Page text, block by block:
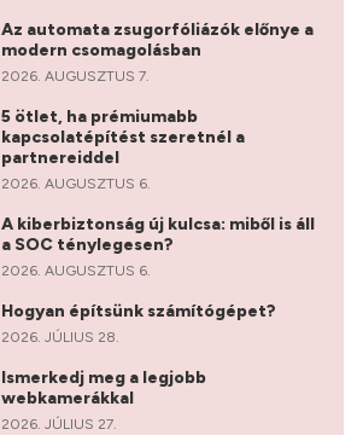
Az automata zsugorfóliázók előnye a
modern csomagolásban
2026. AUGUSZTUS 7.
5 ötlet, ha prémiumabb
kapcsolatépítést szeretnél a
partnereiddel
2026. AUGUSZTUS 6.
A kiberbiztonság új kulcsa: miből is áll
a SOC ténylegesen?
2026. AUGUSZTUS 6.
Hogyan építsünk számítógépet?
2026. JÚLIUS 28.
Ismerkedj meg a legjobb
webkamerákkal
2026. JÚLIUS 27.